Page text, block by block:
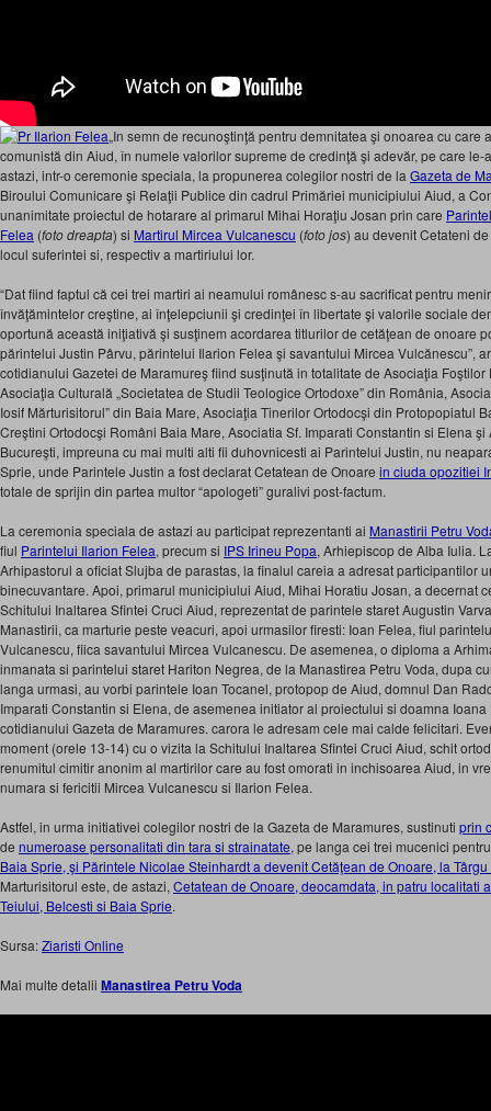
„In semn de recunoştinţă pentru demnitatea şi onoarea cu care
comunistă din Aiud, în numele valorilor supreme de credinţă şi adevăr, pe care le-
astazi, intr-o ceremonie speciala, la propunerea colegilor nostri de la Gazeta de
Biroului Comunicare şi Relaţii Publice din cadrul Primăriei municipiului Aiud, a
unanimitate proiectul de hotarare al primarul Mihai Horaţiu Josan prin care
Felea (foto dreapta) si Martirul Mircea Vulcanescu (foto jos) au devenit Cetateni
locul suferintei si, respectiv a martiriului lor.
“Dat fiind faptul că cei trei martiri ai neamului românesc s-au sacrificat pentru
învăţămintelor creştine, ai înţelepciunii şi credinţei în libertate şi valorile sociale
oportună această iniţiativă şi susţinem acordarea titlurilor de cetăţean de onoare
părintelui Justin Pârvu, părintelui Ilarion Felea şi savantului Mircea Vulcănescu”,
cotidianului Gazetei de Maramureş fiind susţinută in totalitate de Asociaţia
Asociaţia Culturală „Societatea de Studii Teologice Ortodoxe” din România,
Iosif Mărturisitorul” din Baia Mare, Asociaţia Tinerilor Ortodocşi din Protopopiatul
Creştini Ortodocşi Români Baia Mare, Asociatia Sf. Imparati Constantin si Elena
Bucureşti, impreuna cu mai multi alti fii duhovnicesti ai Parintelui Justin, nu
Sprie, unde Parintele Justin a fost declarat Cetatean de Onoare in ciuda opozitiei
totale de sprijin din partea multor “apologeti” guralivi post-factum.
La ceremonia speciala de astazi au participat reprezentanti ai Manastirii Petru
fiul Parintelui Ilarion Felea, precum si IPS Irineu Popa, Arhiepiscop de Alba Iulia.
Arhipastorul a oficiat Slujba de parastas, la finalul careia a adresat participantilor
binecuvantare. Apoi, primarul municipiului Aiud, Mihai Horatiu Josan, a decernat
Schitului Inaltarea Sfintei Cruci Aiud, reprezentat de parintele staret Augustin
Manastirii, ca marturie peste veacuri, apoi urmasilor firesti: Ioan Felea, fiul
Vulcanescu, fiica savantului Mircea Vulcanescu. De asemenea, o diploma a
inmanata si parintelui staret Hariton Negrea, de la Manastirea Petru Voda, dupa
langa urmasi, au vorbi parintele Ioan Tocanel, protopop de Aiud, domnul Dan
Imparati Constantin si Elena, de asemenea initiator al proiectului si doamna
cotidianului Gazeta de Maramures. carora le adresam cele mai calde felicitari.
moment (orele 13-14) cu o vizita la Schitului Inaltarea Sfintei Cruci Aiud, schit
renumitul cimitir anonim al martirilor care au fost omorati in inchisoarea Aiud, in
numara si fericitii Mircea Vulcanescu si Ilarion Felea.
Astfel, in urma initiativei colegilor nostri de la Gazeta de Maramures, sustinuti prin
de numeroase personalitati din tara si strainatate, pe langa cei trei mucenici
Baia Sprie, şi Părintele Nicolae Steinhardt a devenit Cetăţean de Onoare, la
Marturisitorul este, de astazi, Cetatean de Onoare, deocamdata, in patru localitati
Teiului, Belcesti si Baia Sprie.
Sursa:Ziaristi Online
Mai multe detalii Manastirea Petru Voda